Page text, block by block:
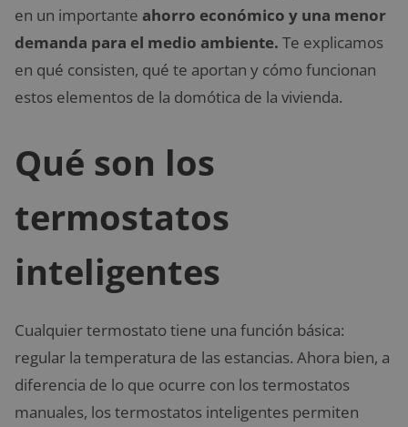
en un importante ahorro económico y una menor
demanda para el medio ambiente. Te explicamos
en qué consisten, qué te aportan y cómo funcionan
estos elementos de la domótica de la vivienda.
Qué son los
termostatos
inteligentes
Cualquier termostato tiene una función básica:
regular la temperatura de las estancias. Ahora bien, a
diferencia de lo que ocurre con los termostatos
manuales, los termostatos inteligentes permiten